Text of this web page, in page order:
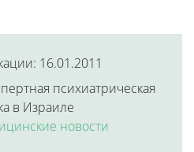
16.01.2011
психиатрическая
в Израиле
новости